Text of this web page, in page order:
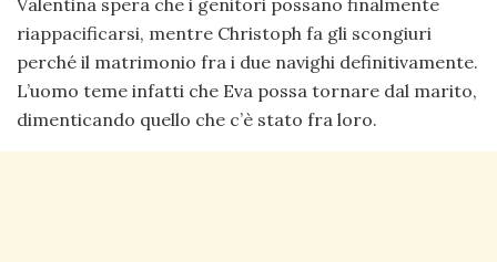
Valentina spera che i genitori possano finalmente
riappacificarsi, mentre Christoph fa gli scongiuri
perché il matrimonio fra i due navighi definitivamente.
L’uomo teme infatti che Eva possa tornare dal marito,
dimenticando quello che c’è stato fra loro.